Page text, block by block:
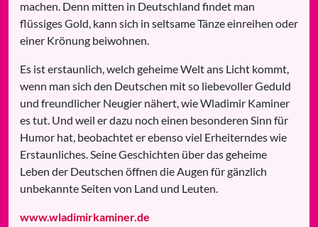
machen. Denn mitten in Deutschland findet man
flüssiges Gold, kann sich in seltsame Tänze einreihen oder
einer Krönung beiwohnen.
Es ist erstaunlich, welch geheime Welt ans Licht kommt,
wenn man sich den Deutschen mit so liebevoller Geduld
und freundlicher Neugier nähert, wie Wladimir Kaminer
es tut. Und weil er dazu noch einen besonderen Sinn für
Humor hat, beobachtet er ebenso viel Erheiterndes wie
Erstaunliches. Seine Geschichten über das geheime
Leben der Deutschen öffnen die Augen für gänzlich
unbekannte Seiten von Land und Leuten.
www.wladimirkaminer.de